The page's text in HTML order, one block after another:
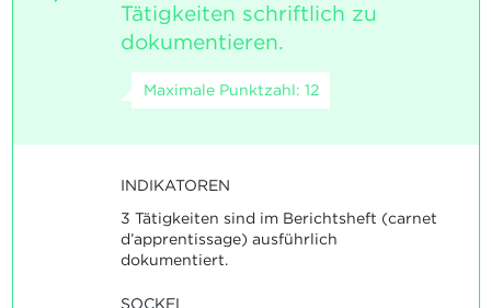
Tätigkeiten schriftlich zu
dokumentieren.
Maximale Punktzahl: 12
INDIKATOREN
3 Tätigkeiten sind im Berichtsheft (carnet
d’apprentissage) ausführlich
dokumentiert.
SOCKEL